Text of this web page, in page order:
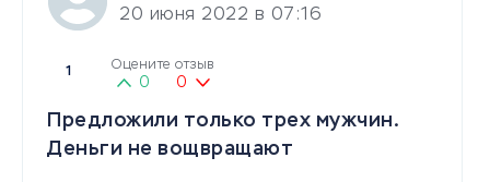
20 июня 2022 в 07:16
1 Оцените отзыв
0 0
Предложили только трех мужчин.
Деньги не вощвращают